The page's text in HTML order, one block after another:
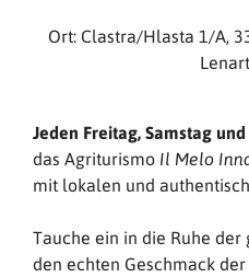
Ort: Clastra/Hlasta 1/A,
Jeden Freitag, Samstag
das Agriturismo Il Melo
mit lokalen und
Tauche ein in die Ruhe
den echten Geschmack